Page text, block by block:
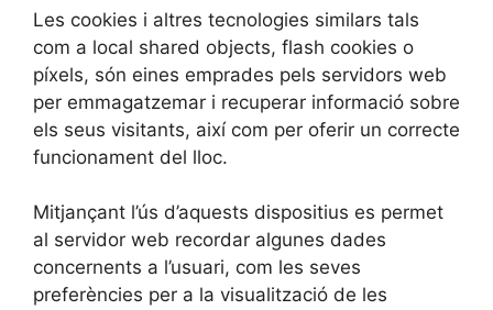
Les cookies i altres tecnologies similars tals
com a local shared objects, flash cookies o
píxels, són eines emprades pels servidors web
per emmagatzemar i recuperar informació sobre
els seus visitants, així com per oferir un correcte
funcionament del lloc.
Mitjançant l’ús d’aquests dispositius es permet
al servidor web recordar algunes dades
concernents a l’usuari, com les seves
preferències per a la visualització de les